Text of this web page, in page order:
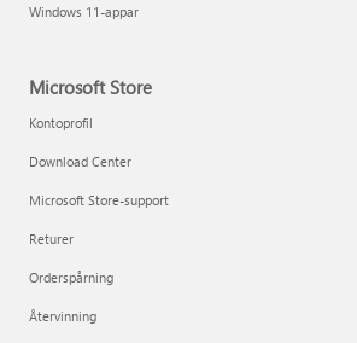
Windows 11-appar
Microsoft Store
Kontoprofil
Download Center
Microsoft Store-support
Returer
Orderspårning
Återvinning